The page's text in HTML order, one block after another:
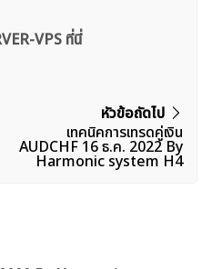
VPS ที่นี่
หัวข้อถัดไป
เทคนิคการเทรดคู่เงิน
AUDCHF 16 ธ.ค. 2022 By
Harmonic system H4